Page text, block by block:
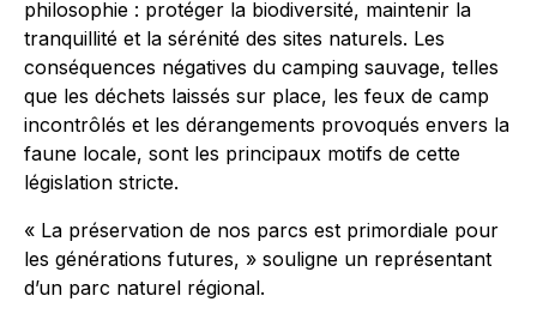
philosophie : protéger la biodiversité, maintenir la
tranquillité et la sérénité des sites naturels. Les
conséquences négatives du camping sauvage, telles
que les déchets laissés sur place, les feux de camp
incontrôlés et les dérangements provoqués envers la
faune locale, sont les principaux motifs de cette
législation stricte.
« La préservation de nos parcs est primordiale pour
les générations futures, » souligne un représentant
d’un parc naturel régional.